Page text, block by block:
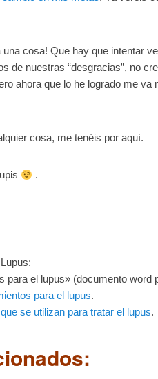
cosa! Que hay que intentar
de nuestras “desgracias”, no
ahora que lo he logrado me va
cosa, me tenéis por aquí.
.
para el lupus» (documento word
para el lupus.
se utilizan para tratar el lupus.